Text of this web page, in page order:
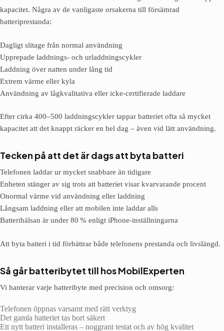
kapacitet. Några av de vanligaste orsakerna till försämrad
batteriprestanda:
Dagligt slitage från normal användning
Upprepade laddnings- och urladdningscykler
Laddning över natten under lång tid
Extrem värme eller kyla
Användning av lågkvalitativa eller icke-certifierade laddare
Efter cirka 400–500 laddningscykler tappar batteriet ofta så mycket
kapacitet att det knappt räcker en hel dag – även vid lätt användning.
Tecken på att det är dags att byta batteri
Telefonen laddar ur mycket snabbare än tidigare
Enheten stänger av sig trots att batteriet visar kvarvarande procent
Onormal värme vid användning eller laddning
Långsam laddning eller att mobilen inte laddar alls
Batterihälsan är under 80 % enligt iPhone-inställningarna
Att byta batteri i tid förbättrar både telefonens prestanda och livslängd.
Så går batteribytet till hos MobilExperten
Vi hanterar varje batteribyte med precision och omsorg:
Telefonen öppnas varsamt med rätt verktyg
Det gamla batteriet tas bort säkert
Ett nytt batteri installeras – noggrant testat och av hög kvalitet